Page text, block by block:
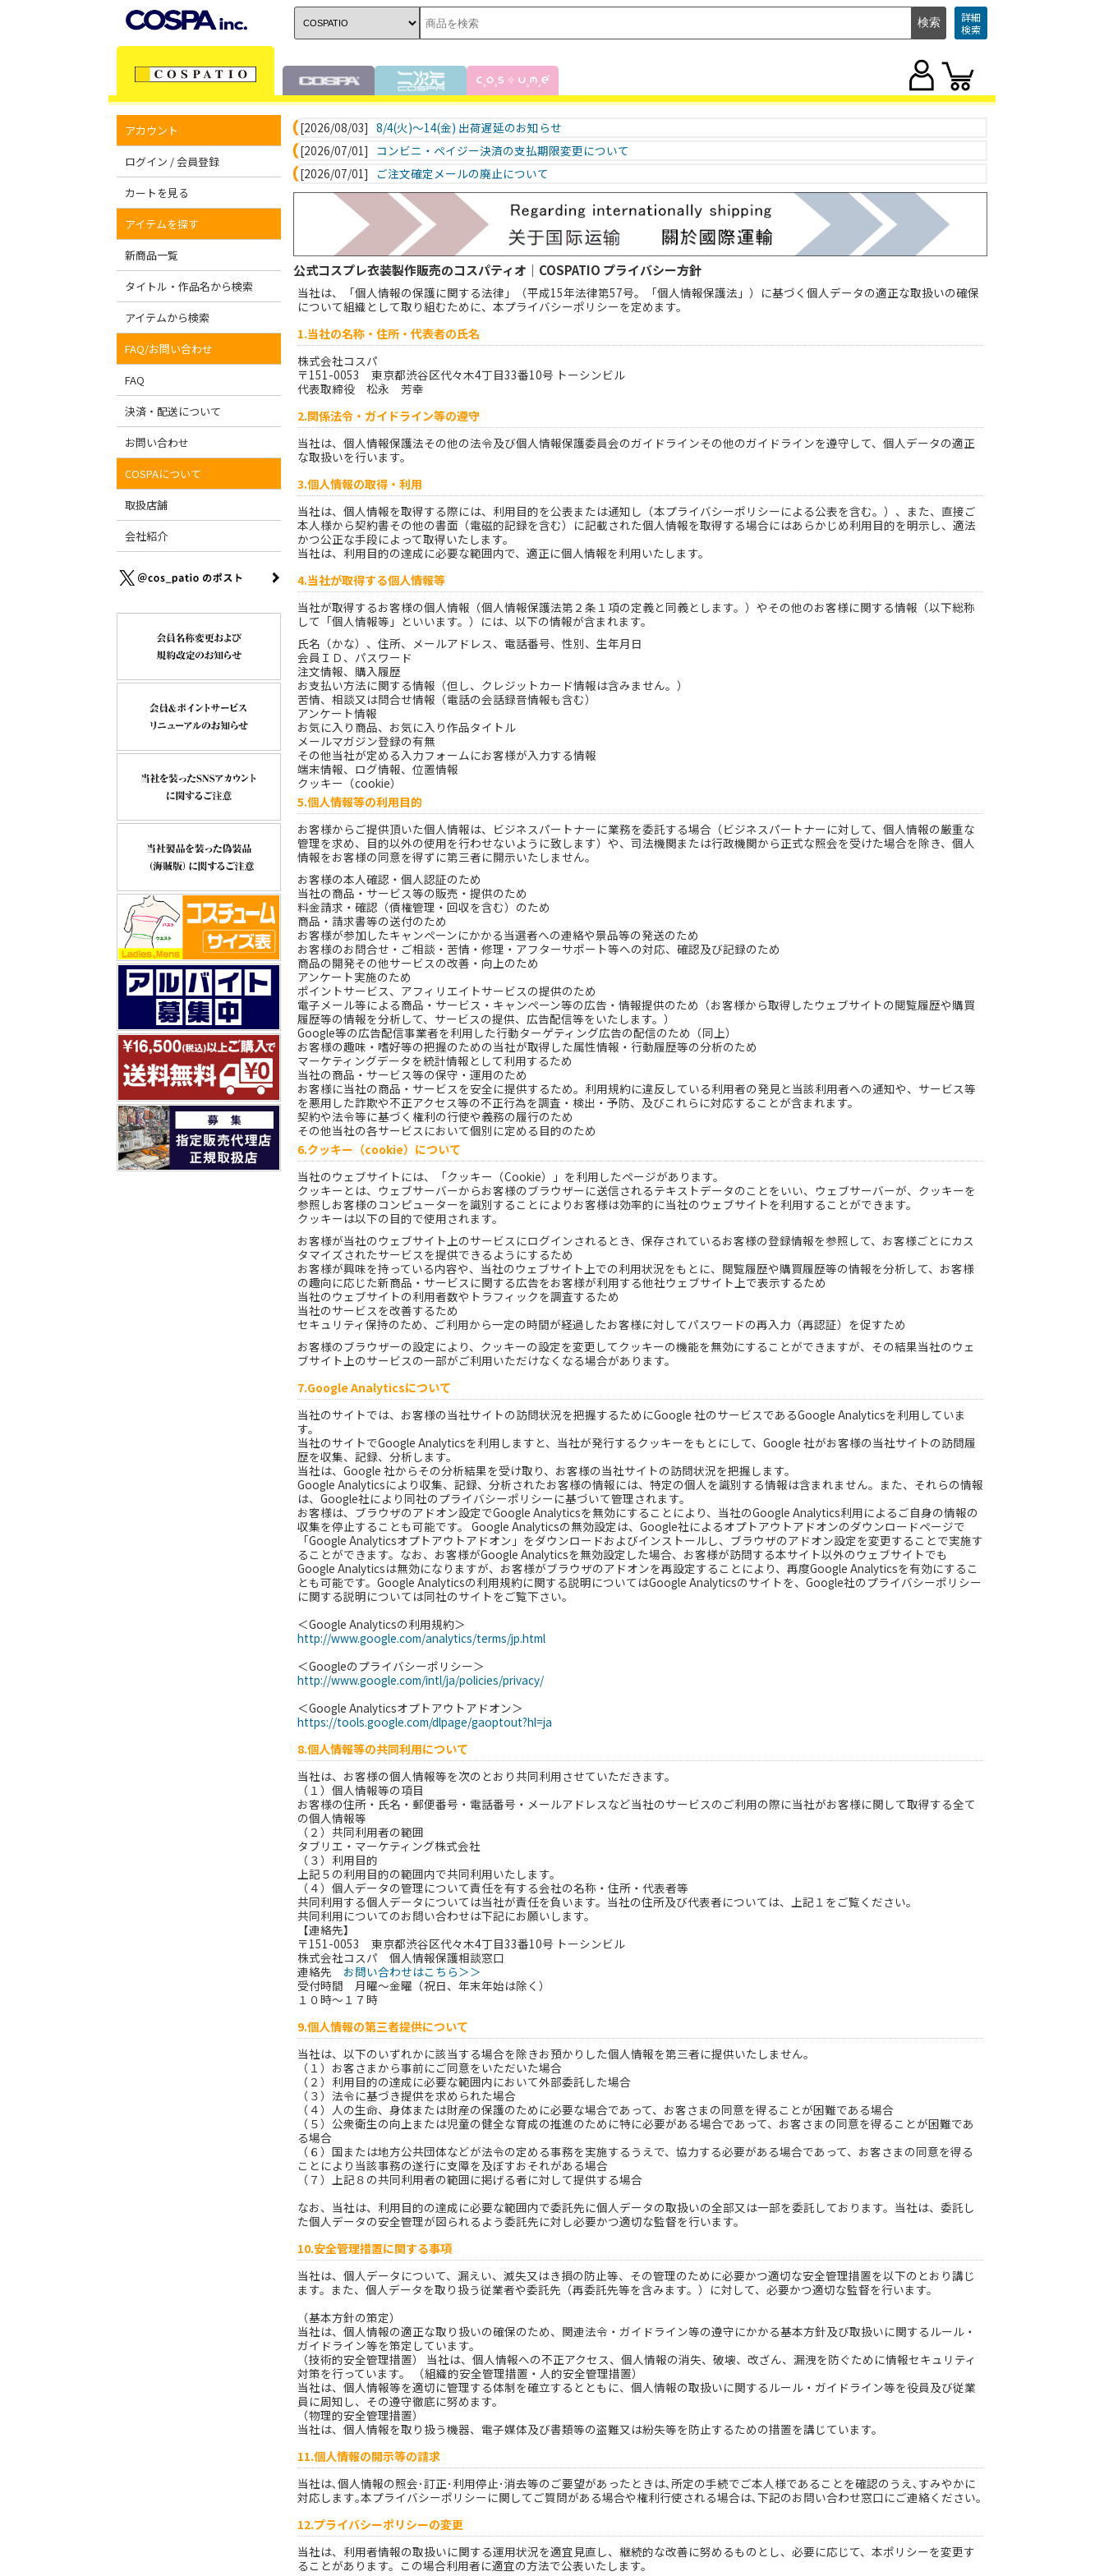
詳細
検索
アカウント
ログイン / 会員登録
カートを見る
アイテムを探す
新商品一覧
タイトル・作品名から検索
アイテムから検索
FAQ/お問い合わせ
FAQ
決済・配送について
お問い合わせ
COSPAについて
取扱店舗
会社紹介
[2026/08/03] 8/4(火)～14(金) 出荷遅延のお知らせ
[2026/07/01]
コンビニ・ペイジー決済の支払期限変更について
[2026/07/01]
ご注文確定メールの廃止について
公式コスプレ衣装製作販売のコスパティオ｜COSPATIO プライバシー方針
当社は、「個人情報の保護に関する法律」（平成15年法律第57号。「個人情報保護法」）に基づく個人データの適正な取扱いの確保
について組織として取り組むために、本プライバシーポリシーを定めます。
1.当社の名称・住所・代表者の氏名
株式会社コスパ
〒151-0053 東京都渋谷区代々木4丁目33番10号 トーシンビル
代表取締役 松永 芳幸
2.関係法令・ガイドライン等の遵守
当社は、個人情報保護法その他の法令及び個人情報保護委員会のガイドラインその他のガイドラインを遵守して、個人データの適正
な取扱いを行います。
3.個人情報の取得・利用
当社は、個人情報を取得する際には、利用目的を公表または通知し（本プライバシーポリシーによる公表を含む。）、また、直接ご
本人様から契約書その他の書面（電磁的記録を含む）に記載された個人情報を取得する場合にはあらかじめ利用目的を明示し、適法
かつ公正な手段によって取得いたします。
当社は、利用目的の達成に必要な範囲内で、適正に個人情報を利用いたします。
4.当社が取得する個人情報等
当社が取得するお客様の個人情報（個人情報保護法第２条１項の定義と同義とします。）やその他のお客様に関する情報（以下総称
して「個人情報等」といいます。）には、以下の情報が含まれます。
氏名（かな）、住所、メールアドレス、電話番号、性別、生年月日
会員ＩＤ、パスワード
注文情報、購入履歴
お支払い方法に関する情報（但し、クレジットカード情報は含みません。）
苦情、相談又は問合せ情報（電話の会話録音情報も含む）
アンケート情報
お気に入り商品、お気に入り作品タイトル
メールマガジン登録の有無
その他当社が定める入力フォームにお客様が入力する情報
端末情報、ログ情報、位置情報
クッキー（cookie）
5.個人情報等の利用目的
お客様からご提供頂いた個人情報は、ビジネスパートナーに業務を委託する場合（ビジネスパートナーに対して、個人情報の厳重な
管理を求め、目的以外の使用を行わせないように致します）や、司法機関または行政機関から正式な照会を受けた場合を除き、個人
情報をお客様の同意を得ずに第三者に開示いたしません。
お客様の本人確認・個人認証のため
当社の商品・サービス等の販売・提供のため
料金請求・確認（債権管理・回収を含む）のため
商品・請求書等の送付のため
お客様が参加したキャンペーンにかかる当選者への連絡や景品等の発送のため
お客様のお問合せ・ご相談・苦情・修理・アフターサポート等への対応、確認及び記録のため
商品の開発その他サービスの改善・向上のため
アンケート実施のため
ポイントサービス、アフィリエイトサービスの提供のため
電子メール等による商品・サービス・キャンペーン等の広告・情報提供のため（お客様から取得したウェブサイトの閲覧履歴や購買
履歴等の情報を分析して、サービスの提供、広告配信等をいたします。）
Google等の広告配信事業者を利用した行動ターゲティング広告の配信のため（同上）
お客様の趣味・嗜好等の把握のための当社が取得した属性情報・行動履歴等の分析のため
マーケティングデータを統計情報として利用するため
当社の商品・サービス等の保守・運用のため
お客様に当社の商品・サービスを安全に提供するため。利用規約に違反している利用者の発見と当該利用者への通知や、サービス等
を悪用した詐欺や不正アクセス等の不正行為を調査・検出・予防、及びこれらに対応することが含まれます。
契約や法令等に基づく権利の行使や義務の履行のため
その他当社の各サービスにおいて個別に定める目的のため
6.クッキー（cookie）について
当社のウェブサイトには、「クッキー（Cookie）」を利用したページがあります。
クッキーとは、ウェブサーバーからお客様のブラウザーに送信されるテキストデータのことをいい、ウェブサーバーが、クッキーを
参照しお客様のコンピューターを識別することによりお客様は効率的に当社のウェブサイトを利用することができます。
クッキーは以下の目的で使用されます。
お客様が当社のウェブサイト上のサービスにログインされるとき、保存されているお客様の登録情報を参照して、お客様ごとにカス
タマイズされたサービスを提供できるようにするため
お客様が興味を持っている内容や、当社のウェブサイト上での利用状況をもとに、閲覧履歴や購買履歴等の情報を分析して、お客様
の趣向に応じた新商品・サービスに関する広告をお客様が利用する他社ウェブサイト上で表示するため
当社のウェブサイトの利用者数やトラフィックを調査するため
当社のサービスを改善するため
セキュリティ保持のため、ご利用から一定の時間が経過したお客様に対してパスワードの再入力（再認証）を促すため
お客様のブラウザーの設定により、クッキーの設定を変更してクッキーの機能を無効にすることができますが、その結果当社のウェ
ブサイト上のサービスの一部がご利用いただけなくなる場合があります。
7.Google Analyticsについて
当社のサイトでは、お客様の当社サイトの訪問状況を把握するためにGoogle 社のサービスであるGoogle Analyticsを利用していま
す。
当社のサイトでGoogle Analyticsを利用しますと、当社が発行するクッキーをもとにして、Google 社がお客様の当社サイトの訪問履
歴を収集、記録、分析します。
当社は、Google 社からその分析結果を受け取り、お客様の当社サイトの訪問状況を把握します。
Google Analyticsにより収集、記録、分析されたお客様の情報には、特定の個人を識別する情報は含まれません。また、それらの情報
は、Google社により同社のプライバシーポリシーに基づいて管理されます。
お客様は、ブラウザのアドオン設定でGoogle Analyticsを無効にすることにより、当社のGoogle Analytics利用によるご自身の情報の
収集を停止することも可能です。 Google Analyticsの無効設定は、Google社によるオプトアウトアドオンのダウンロードページで
「Google Analyticsオプトアウトアドオン」をダウンロードおよびインストールし、ブラウザのアドオン設定を変更することで実施す
ることができます。なお、お客様がGoogle Analyticsを無効設定した場合、お客様が訪問する本サイト以外のウェブサイトでも
Google Analyticsは無効になりますが、お客様がブラウザのアドオンを再設定することにより、再度Google Analyticsを有効にするこ
とも可能です。Google Analyticsの利用規約に関する説明についてはGoogle Analyticsのサイトを、Google社のプライバシーポリシー
に関する説明については同社のサイトをご覧下さい。
＜Google Analyticsの利用規約＞
http://www.google.com/analytics/terms/jp.html
＜Googleのプライバシーポリシー＞
http://www.google.com/intl/ja/policies/privacy/
＜Google Analyticsオプトアウトアドオン＞
https://tools.google.com/dlpage/gaoptout?hl=ja
8.個人情報等の共同利用について
当社は、お客様の個人情報等を次のとおり共同利用させていただきます。
（１）個人情報等の項目
お客様の住所・氏名・郵便番号・電話番号・メールアドレスなど当社のサービスのご利用の際に当社がお客様に関して取得する全て
の個人情報等
（２）共同利用者の範囲
タブリエ・マーケティング株式会社
（３）利用目的
上記５の利用目的の範囲内で共同利用いたします。
（４）個人データの管理について責任を有する会社の名称・住所・代表者等
共同利用する個人データについては当社が責任を負います。当社の住所及び代表者については、上記１をご覧ください。
共同利用についてのお問い合わせは下記にお願いします。
【連絡先】
〒151-0053 東京都渋谷区代々木4丁目33番10号 トーシンビル
株式会社コスパ 個人情報保護相談窓口
連絡先 お問い合わせはこちら＞＞
受付時間 月曜～金曜（祝日、年末年始は除く）
１０時～１７時
9.個人情報の第三者提供について
当社は、以下のいずれかに該当する場合を除きお預かりした個人情報を第三者に提供いたしません。
（１）お客さまから事前にご同意をいただいた場合
（２）利用目的の達成に必要な範囲内において外部委託した場合
（３）法令に基づき提供を求められた場合
（４）人の生命、身体または財産の保護のために必要な場合であって、お客さまの同意を得ることが困難である場合
（５）公衆衛生の向上または児童の健全な育成の推進のために特に必要がある場合であって、お客さまの同意を得ることが困難であ
る場合
（６）国または地方公共団体などが法令の定める事務を実施するうえで、協力する必要がある場合であって、お客さまの同意を得る
ことにより当該事務の遂行に支障を及ぼすおそれがある場合
（７）上記８の共同利用者の範囲に掲げる者に対して提供する場合
なお、当社は、利用目的の達成に必要な範囲内で委託先に個人データの取扱いの全部又は一部を委託しております。当社は、委託し
た個人データの安全管理が図られるよう委託先に対し必要かつ適切な監督を行います。
10.安全管理措置に関する事項
当社は、個人データについて、漏えい、滅失又はき損の防止等、その管理のために必要かつ適切な安全管理措置を以下のとおり講じ
ます。また、個人データを取り扱う従業者や委託先（再委託先等を含みます。）に対して、必要かつ適切な監督を行います。
（基本方針の策定）
当社は、個人情報の適正な取り扱いの確保のため、関連法令・ガイドライン等の遵守にかかる基本方針及び取扱いに関するルール・
ガイドライン等を策定しています。
（技術的安全管理措置） 当社は、個人情報への不正アクセス、個人情報の消失、破壊、改ざん、漏洩を防ぐために情報セキュリティ
対策を行っています。 （組織的安全管理措置・人的安全管理措置）
当社は、個人情報等を適切に管理する体制を確立するとともに、個人情報の取扱いに関するルール・ガイドライン等を役員及び従業
員に周知し、その遵守徹底に努めます。
（物理的安全管理措置）
当社は、個人情報を取り扱う機器、電子媒体及び書類等の盗難又は紛失等を防止するための措置を講じています。
11.個人情報の開示等の請求
当社は､個人情報の照会･訂正･利用停止･消去等のご要望があったときは､所定の手続でご本人様であることを確認のうえ､すみやかに
対応します｡本プライバシーポリシーに関してご質問がある場合や権利行使される場合は､下記のお問い合わせ窓口にご連絡ください｡
12.プライバシーポリシーの変更
当社は、利用者情報の取扱いに関する運用状況を適宜見直し、継続的な改善に努めるものとし、必要に応じて、本ポリシーを変更す
ることがあります。この場合利用者に適宜の方法で公表いたします。